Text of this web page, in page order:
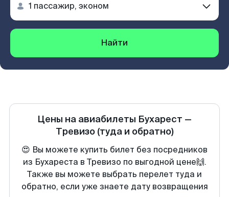
Найти
Цены на авиабилеты Бухарест —
Тревизо (туда и обратно)
😍 Вы можете купить билет без посредников
из Бухареста в Тревизо по выгодной цене🙌.
Также вы можете выбрать перелет туда и
обратно, если уже знаете дату возвращения